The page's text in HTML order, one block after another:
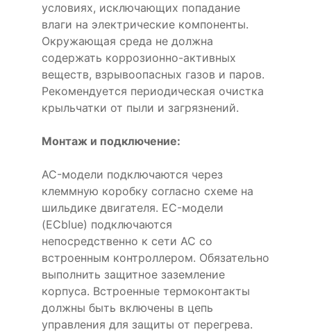
условиях, исключающих попадание
влаги на электрические компоненты.
Окружающая среда не должна
содержать коррозионно-активных
веществ, взрывоопасных газов и паров.
Рекомендуется периодическая очистка
крыльчатки от пыли и загрязнений.
Монтаж и подключение:
AC-модели подключаются через
клеммную коробку согласно схеме на
шильдике двигателя. EC-модели
(ECblue) подключаются
непосредственно к сети AC со
встроенным контроллером. Обязательно
выполнить защитное заземление
корпуса. Встроенные термоконтакты
должны быть включены в цепь
управления для защиты от перегрева.